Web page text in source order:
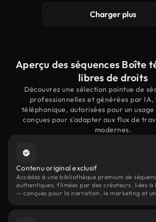
Charger plus
Aperçu des séquences Boîte
libres de droits
Découvrez une sélection pointue de
professionnelles et générées par IA,
téléphonique, autorisées pour un
conçues pour s'adapter aux flux de
modernes.
Contenu original exclusif
Accédez à une bibliothèque premium de
authentiques, filmées par des créateurs, liées à
— conçues pour la narration, le marketing et